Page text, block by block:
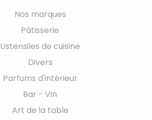
Nos marques
Pâtisserie
Ustensiles de cuisine
Divers
Parfums d'intérieur
Bar - Vin
Art de la table